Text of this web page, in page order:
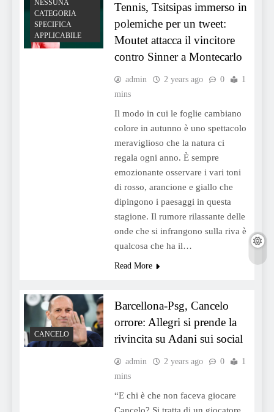
NESSUNA
CATEGORIA
SPECIFICA
APPLICABILE
Tennis, Tsitsipas immerso in
polemiche per un tweet:
Moutet attacca il vincitore
contro Sinner a Montecarlo
admin 2 years ago 0
1
mins
Il modo in cui le foglie cambiano
colore in autunno è uno spettacolo
meraviglioso che la natura ci
regala ogni anno. È sempre
emozionante osservare i vari toni
di rosso, arancione e giallo che
dipingono i paesaggi in questa
stagione. Il rumore rilassante delle
onde che si infrangono sulla riva è
qualcosa che ha il…
Read More
CANCELO
Barcellona-Psg, Cancelo
orrore: Allegri si prende la
rivincita su Adani sui social
admin 2 years ago 0
1
mins
“E chi è che non faceva giocare